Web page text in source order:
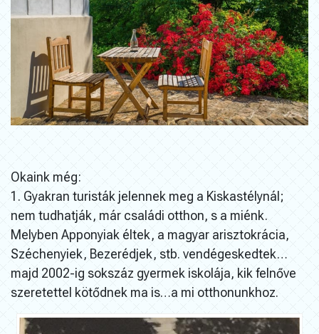
Okaink még:
1. Gyakran turisták jelennek meg a Kiskastélynál;
nem tudhatják, már családi otthon, s a miénk.
Melyben Apponyiak éltek, a magyar arisztokrácia,
Széchenyiek, Bezerédjek, stb. vendégeskedtek…
majd 2002-ig sokszáz gyermek iskolája, kik felnőve
szeretettel kötődnek ma is…a mi otthonunkhoz.